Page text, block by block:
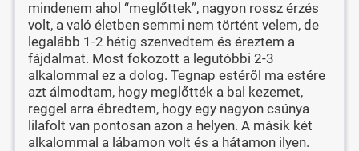
mindenem ahol “meglőttek”, nagyon rossz érzés
volt, a való életben semmi nem történt velem, de
legalább 1-2 hétig szenvedtem és éreztem a
fájdalmat. Most fokozott a legutóbbi 2-3
alkalommal ez a dolog. Tegnap estéről ma estére
azt álmodtam, hogy meglőtték a bal kezemet,
reggel arra ébredtem, hogy egy nagyon csúnya
lilafolt van pontosan azon a helyen. A másik két
alkalommal a lábamon volt és a hátamon ilyen.